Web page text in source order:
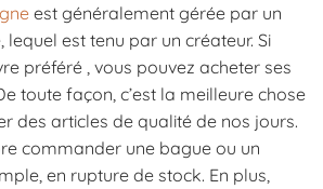
est généralement gérée par un
est tenu par un créateur. Si
préféré , vous pouvez acheter ses
toute façon, c’est la meilleure chose
des articles de qualité de nos jours.
commander une bague ou un
en rupture de stock. En plus,